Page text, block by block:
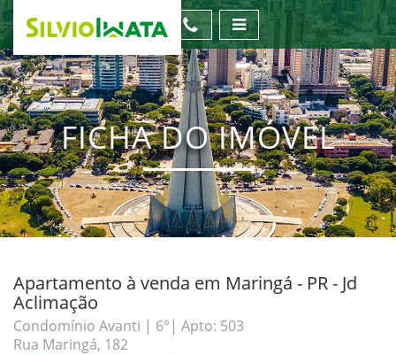
FICHA DO IMÓVEL
Apartamento à venda em Maringá - PR - Jd
Aclimação
Condomínio Avanti | 6°| Apto: 503
Rua Maringá, 182